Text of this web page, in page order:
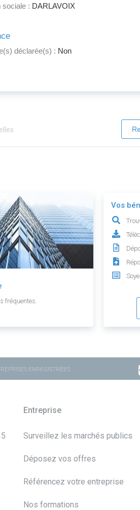
sociale : DARLAVOIX
déclarée(s) : Non
fréquentes.
Vos
ENREGISTRÉES
Entreprise
Surveillez les marchés publics
Déposez vos offres
Référencez votre entreprise
Nos formations